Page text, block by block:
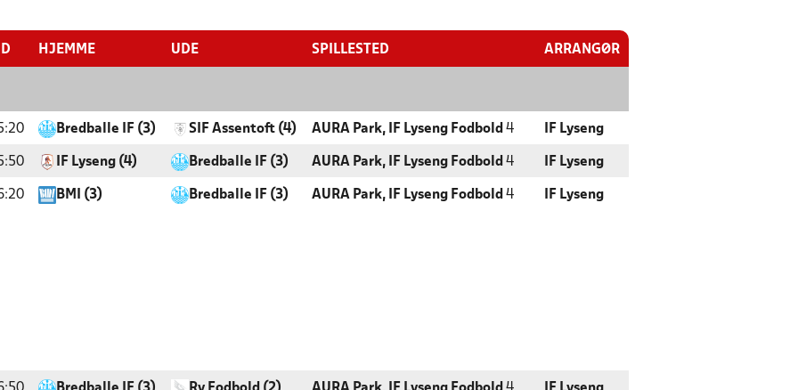
HJEMME UDE SPILLESTED ARRANGØR
Bredballe IF (3) SIF Assentoft (4) AURA Park, IF Lyseng Fodbold 4 IF Lyseng
IF Lyseng (4) Bredballe IF (3) AURA Park, IF Lyseng Fodbold 4 IF Lyseng
BMI (3) Bredballe IF (3) AURA Park, IF Lyseng Fodbold 4 IF Lyseng